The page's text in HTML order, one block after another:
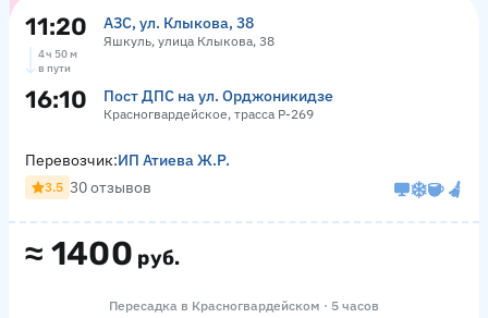
11:20 АЗС, ул. Клыкова, 38
Яшкуль, улица Клыкова, 38
4 ч 50 м
в пути
16:10 Пост ДПС на ул. Орджоникидзе
Красногвардейское, трасса Р-269
≈ 1400 руб.
Перевозчик:ИП Атиева Ж.Р.
3.5 30 отзывов
Пересадка в Красногвардейском · 5 часов